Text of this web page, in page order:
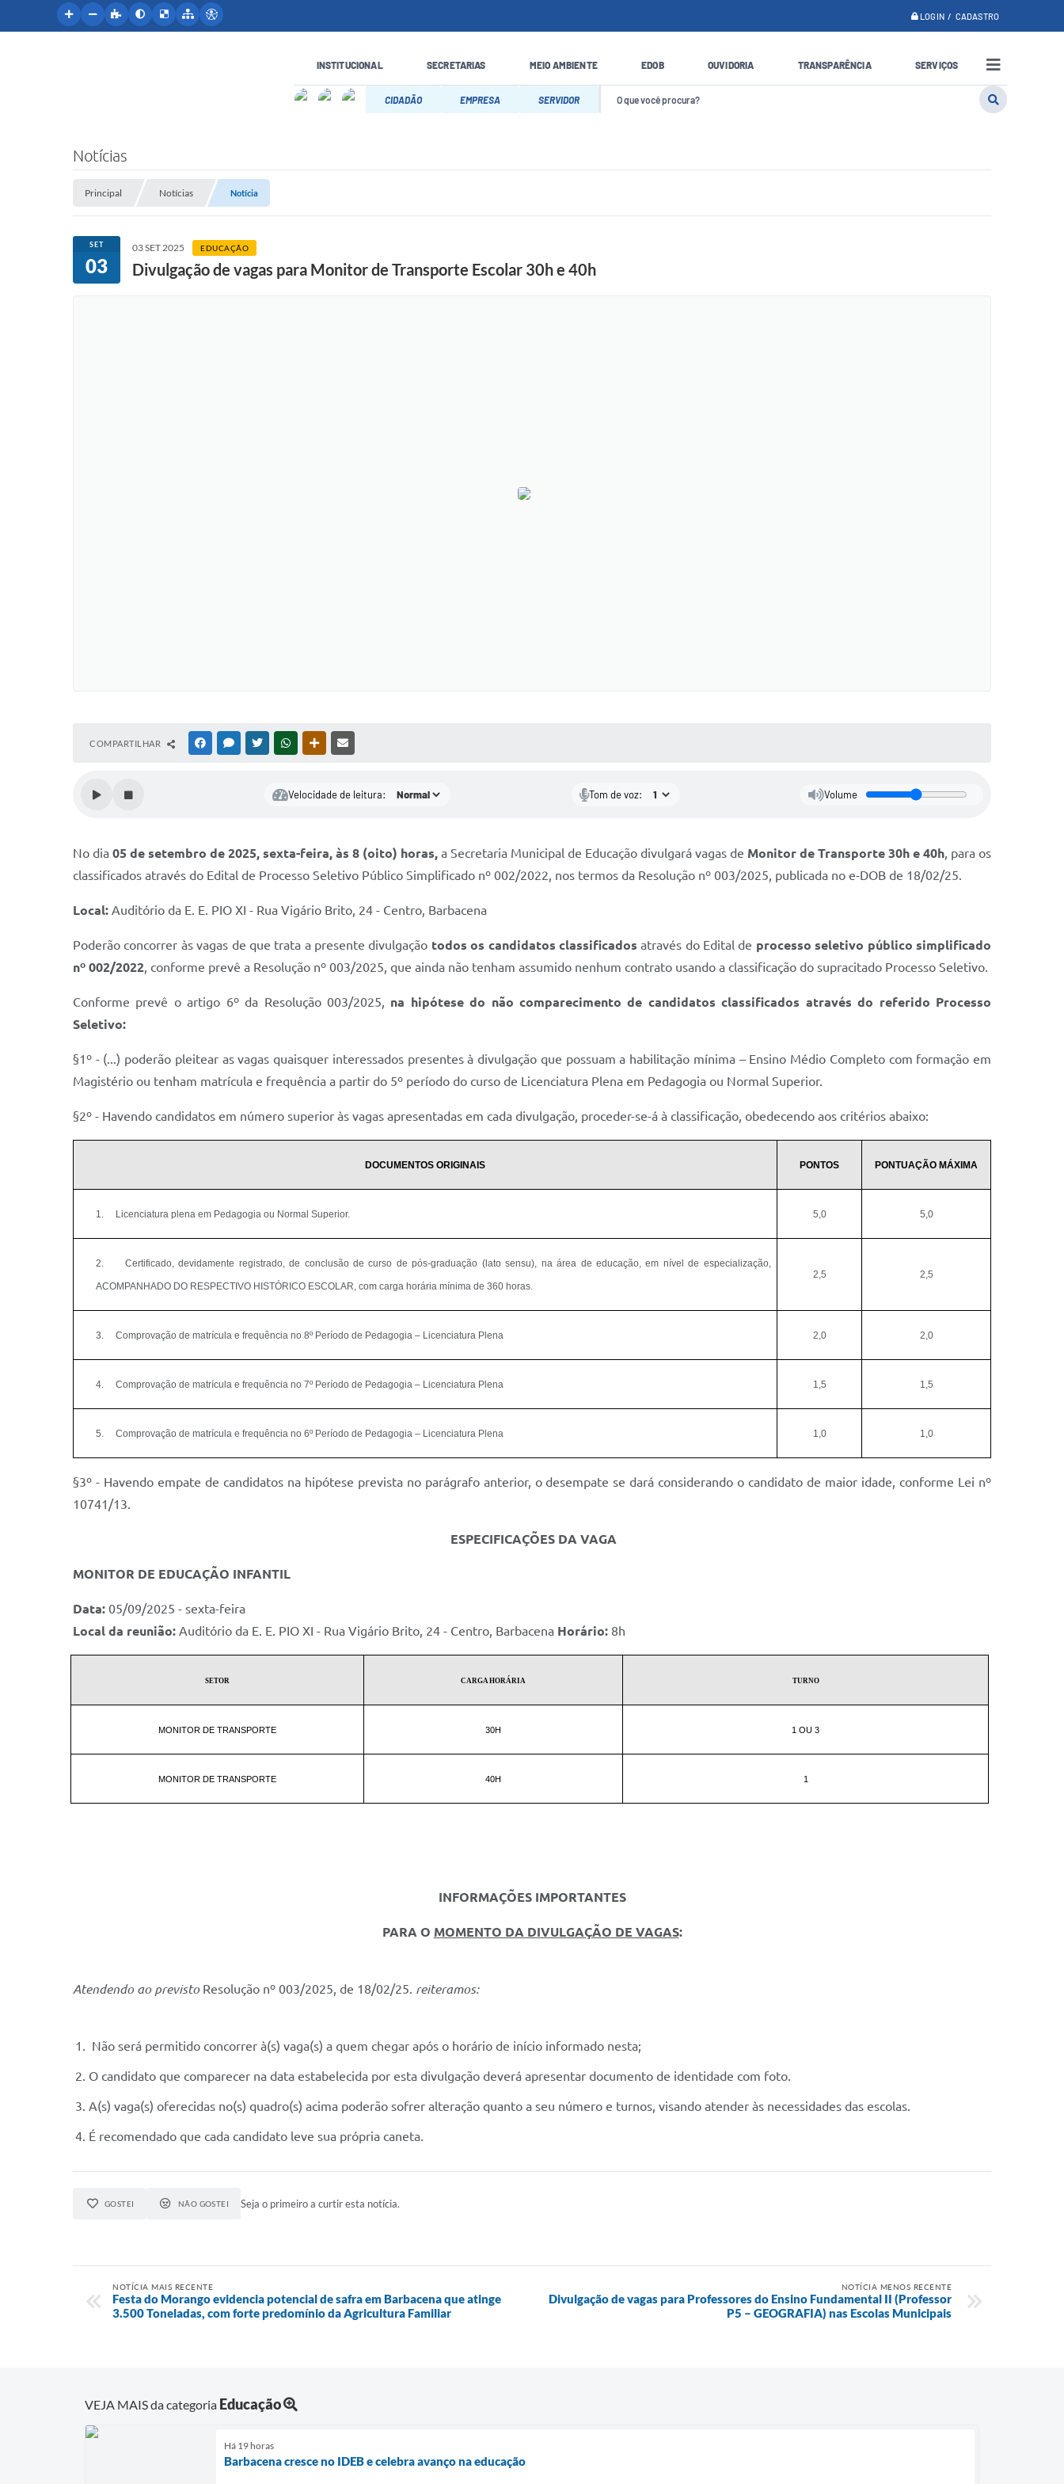
LOGIN / CADASTRO
INSTITUCIONAL SECRETARIAS MEIO AMBIENTE EDOB OUVIDORIA TRANSPARÊNCIA SERVIÇOS
CIDADÃO EMPRESA SERVIDOR
Notícias
Principal Notícias Notícia
SET
03
03 SET 2025 EDUCAÇÃO
Divulgação de vagas para Monitor de Transporte Escolar 30h e 40h
COMPARTILHAR FACEBOOKMESSENGER
TWITTERWHATSAPPOUTRAS MÍDIAS
Velocidade de leitura: Tom de voz: Volume
No dia 05 de setembro de 2025, sexta-feira, às 8 (oito) horas, a Secretaria Municipal de Educação divulgará vagas de Monitor de Transporte 30h e 40h, para os
classificados através do Edital de Processo Seletivo Público Simplificado nº 002/2022, nos termos da Resolução nº 003/2025, publicada no e-DOB de 18/02/25.
Local: Auditório da E. E. PIO XI - Rua Vigário Brito, 24 - Centro, Barbacena
Poderão concorrer às vagas de que trata a presente divulgação todos os candidatos classificados através do Edital de processo seletivo público simplificado
nº 002/2022, conforme prevê a Resolução nº 003/2025, que ainda não tenham assumido nenhum contrato usando a classificação do supracitado Processo Seletivo.
Conforme prevê o artigo 6º da Resolução 003/2025, na hipótese do não comparecimento de candidatos classificados através do referido Processo
Seletivo:
§1º - (...) poderão pleitear as vagas quaisquer interessados presentes à divulgação que possuam a habilitação mínima – Ensino Médio Completo com formação em
Magistério ou tenham matrícula e frequência a partir do 5º período do curso de Licenciatura Plena em Pedagogia ou Normal Superior.
§2º - Havendo candidatos em número superior às vagas apresentadas em cada divulgação, proceder-se-á à classificação, obedecendo aos critérios abaixo:
DOCUMENTOS ORIGINAIS PONTOS PONTUAÇÃO MÁXIMA
1. Licenciatura plena em Pedagogia ou Normal Superior. 5,0 5,0
2. Certificado, devidamente registrado, de conclusão de curso de pós-graduação (lato sensu), na área de educação, em nível de especialização,
ACOMPANHADO DO RESPECTIVO HISTÓRICO ESCOLAR, com carga horária mínima de 360 horas.
2,5 2,5
3. Comprovação de matrícula e frequência no 8º Período de Pedagogia – Licenciatura Plena 2,0 2,0
4. Comprovação de matrícula e frequência no 7º Período de Pedagogia – Licenciatura Plena 1,5 1,5
5. Comprovação de matrícula e frequência no 6º Período de Pedagogia – Licenciatura Plena 1,0 1,0
§3º - Havendo empate de candidatos na hipótese prevista no parágrafo anterior, o desempate se dará considerando o candidato de maior idade, conforme Lei nº
10741/13.
ESPECIFICAÇÕES DA VAGA
MONITOR DE EDUCAÇÃO INFANTIL
Data: 05/09/2025 - sexta-feira
Local da reunião: Auditório da E. E. PIO XI - Rua Vigário Brito, 24 - Centro, Barbacena Horário: 8h
SETOR CARGA HORÁRIA TURNO
MONITOR DE TRANSPORTE 30H 1 OU 3
MONITOR DE TRANSPORTE 40H 1
INFORMAÇÕES IMPORTANTES
PARA O MOMENTO DA DIVULGAÇÃO DE VAGAS:
Atendendo ao previsto Resolução nº 003/2025, de 18/02/25. reiteramos:
Não será permitido concorrer à(s) vaga(s) a quem chegar após o horário de início informado nesta;
O candidato que comparecer na data estabelecida por esta divulgação deverá apresentar documento de identidade com foto.
A(s) vaga(s) oferecidas no(s) quadro(s) acima poderão sofrer alteração quanto a seu número e turnos, visando atender às necessidades das escolas.
É recomendado que cada candidato leve sua própria caneta.
GOSTEI NÃO GOSTEI Seja o primeiro a curtir esta notícia.
NOTÍCIA MAIS RECENTE
Festa do Morango evidencia potencial de safra em Barbacena que atinge
3.500 Toneladas, com forte predomínio da Agricultura Familiar
NOTÍCIA MENOS RECENTE
Divulgação de vagas para Professores do Ensino Fundamental II (Professor
P5 – GEOGRAFIA) nas Escolas Municipais
VEJA MAIS da categoria Educação
Há 19 horas
Barbacena cresce no IDEB e celebra avanço na educação